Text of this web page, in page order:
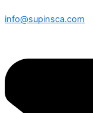
info@supinsca.com